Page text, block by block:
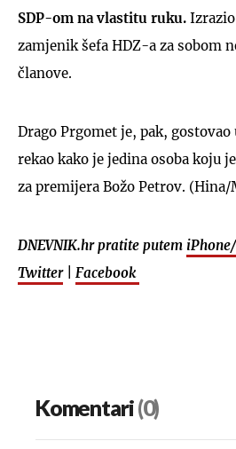
SDP-om na vlastitu ruku.
zamjenik šefa HDZ-a za sobom
članove.
Drago Prgomet je, pak,
rekao kako je jedina osoba koju
za premijera Božo Petrov. (Hina/
DNEVNIK.hr pratite putem
Twitter| Facebook
Komentari(0)